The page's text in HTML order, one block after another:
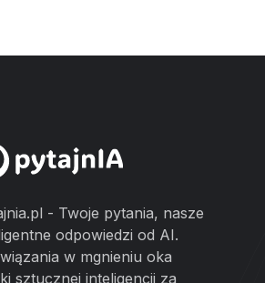
- Twoje pytania, nasze
odpowiedzi od AI.
w mgnieniu oka
sztucznej inteligencji za